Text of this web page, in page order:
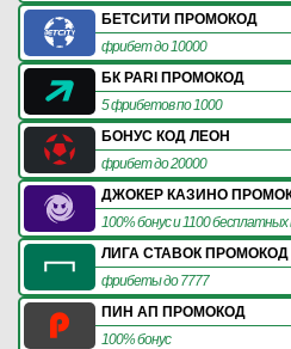
БЕТСИТИ ПРОМОКОД
фрибет до 10000
БК PARI ПРОМОКОД
5 фрибетов по 1000
БОНУС КОД ЛЕОН
фрибет до 20000
ДЖОКЕР КАЗИНО
100% бонус и 1100
ЛИГА СТАВОК ПРОМОКОД
фрибеты до 7777
ПИН АП ПРОМОКОД
100% бонус